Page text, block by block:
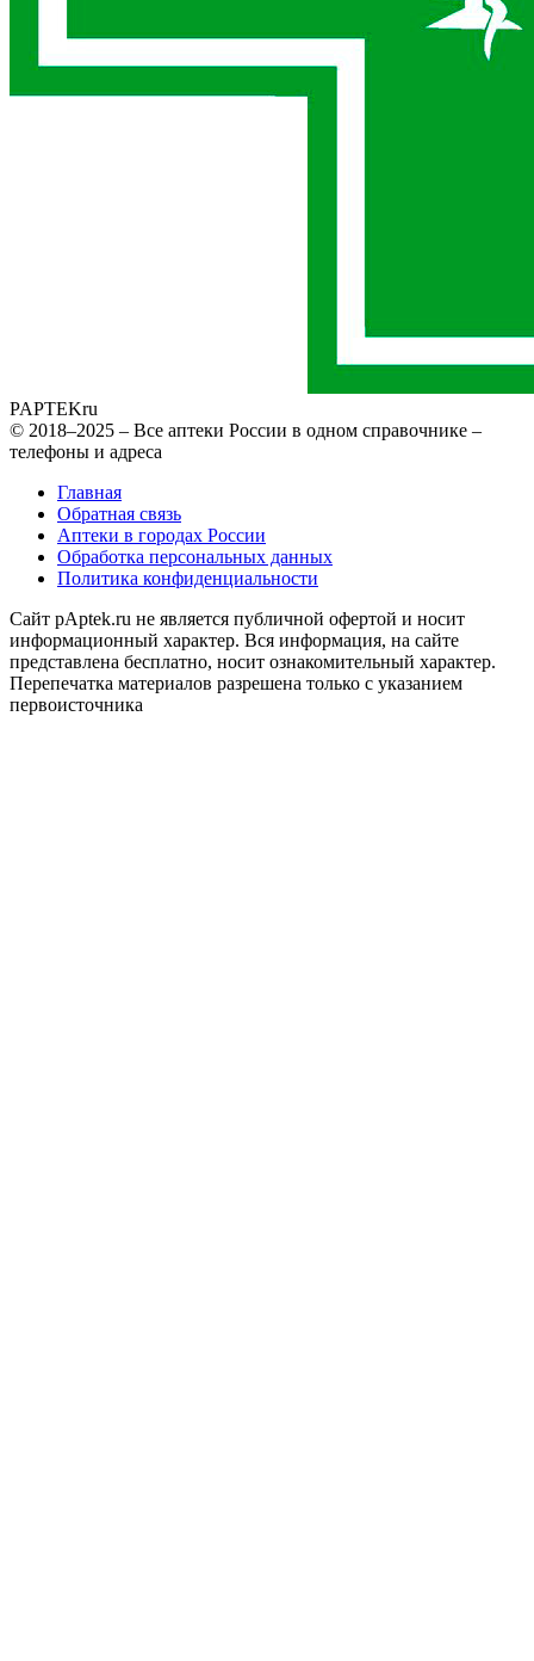
PAPTEKru
© 2018–2025 – Все аптеки России в одном справочнике –
телефоны и адреса
Главная
Обратная связь
Аптеки в городах России
Обработка персональных данных
Политика конфиденциальности
Сайт pAptek.ru не является публичной офертой и носит
информационный характер. Вся информация, на сайте
представлена бесплатно, носит ознакомительный характер.
Перепечатка материалов разрешена только с указанием
первоисточника